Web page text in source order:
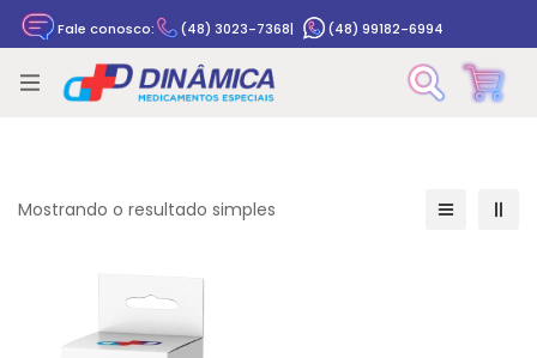
Fale conosco: (48) 3023-7368| (48) 99182-6994
Rastrear pedido
Mostrando o resultado simples